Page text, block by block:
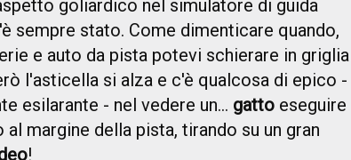
goliardico nel simulatore di guida
sempre stato. Come dimenticare quando,
e auto da pista potevi schierare in griglia
l'asticella si alza e c'è qualcosa di epico -
esilarante - nel vedere un... gatto eseguire
margine della pista, tirando su un gran
!